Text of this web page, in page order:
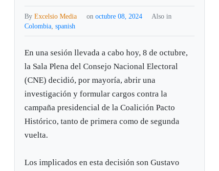
ByExcelsio Media on octubre 08, 2024
Also in
Colombia,spanish
En una sesión llevada a cabo hoy, 8 de octubre,
la Sala Plena del Consejo Nacional Electoral
(CNE) decidió, por mayoría, abrir una
investigación y formular cargos contra la
campaña presidencial de la Coalición Pacto
Histórico, tanto de primera como de segunda
vuelta.
Los implicados en esta decisión son Gustavo